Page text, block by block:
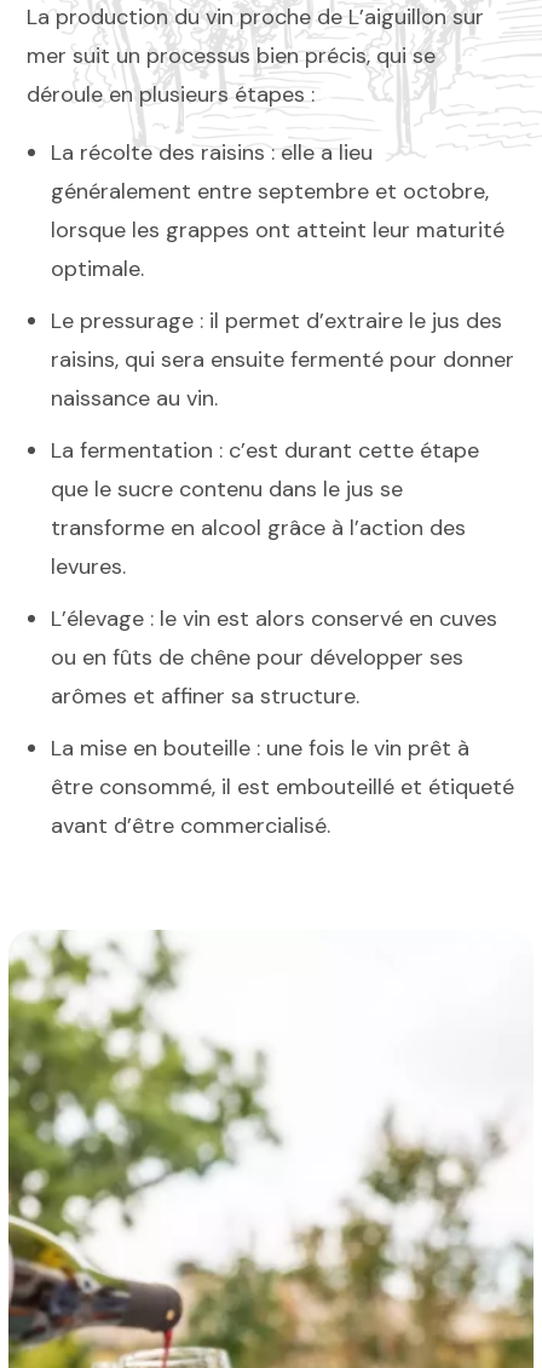
La production du vin proche de L’aiguillon sur
mer suit un processus bien précis, qui se
déroule en plusieurs étapes :
La récolte des raisins : elle a lieu
généralement entre septembre et octobre,
lorsque les grappes ont atteint leur maturité
optimale.
Le pressurage : il permet d’extraire le jus des
raisins, qui sera ensuite fermenté pour donner
naissance au vin.
La fermentation : c’est durant cette étape
que le sucre contenu dans le jus se
transforme en alcool grâce à l’action des
levures.
L’élevage : le vin est alors conservé en cuves
ou en fûts de chêne pour développer ses
arômes et affiner sa structure.
La mise en bouteille : une fois le vin prêt à
être consommé, il est embouteillé et étiqueté
avant d’être commercialisé.